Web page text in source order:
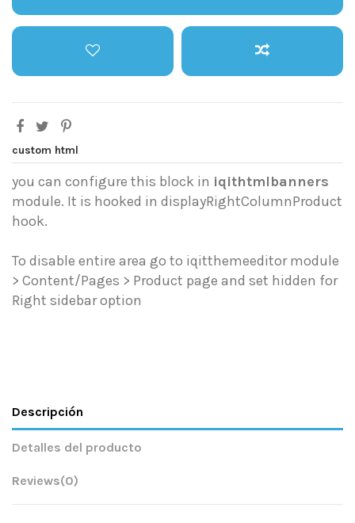
custom html
you can configure this block in iqithtmlbanners
module. It is hooked in displayRightColumnProduct
hook.
To disable entire area go to iqitthemeeditor module
> Content/Pages > Product page and set hidden for
Right sidebar option
Descripción
Detalles del producto
Reviews(0)